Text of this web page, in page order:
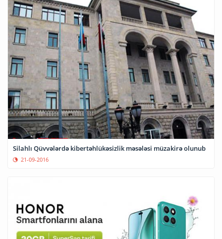
Silahlı Qüvvələrdə kibertəhlükəsizlik məsələsi müzakirə olunub
21-09-2016